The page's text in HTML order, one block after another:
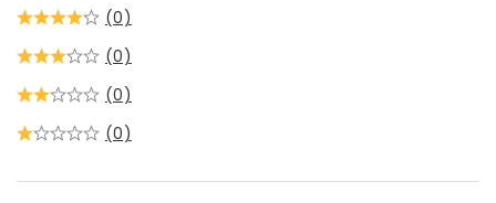
(0)
(0)
(0)
(0)